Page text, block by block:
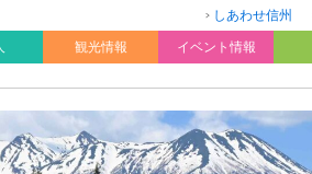
しあわせ信州
観光情報 イベント情報